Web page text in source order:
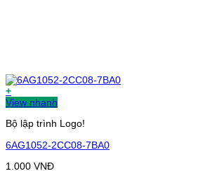
+
View nhanh
Bộ lập trình Logo!
6AG1052-2CC08-7BA0
1.000 VNĐ